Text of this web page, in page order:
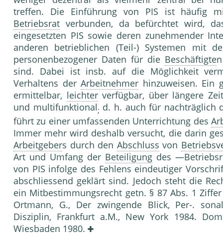
treffen. Die Einführung von PIS ist häufig
Betriebsrat verbunden, da befürchtet wird,
eingesetzten PIS sowie deren zunehmender
anderen betrieblichen (Teil-) Systemen mit
personenbezogener Daten für die Beschäftigte
sind. Dabei ist insb. auf die Möglichkeit
Verhaltens der Arbeitnehmer hinzuweisen. Ein
ermittelbar, leichterverfügbar, über längere
und multifunktional; d. h. auch für nachträglich
führt zu einer umfassenden Unterrichtung des
Immer mehr wird deshalb versucht, die darin
Arbeitgebers durch den Abschluss von
Art und Umfang der Beteiligung des
von PIS infolge des Fehlens eindeutiger
abschliessend geklärt sind. Jedoch steht die
ein Mitbestimmungsrecht getn. § 87
Ortmann, G., Der zwingende Blick, Per-.
Disziplin, Frankfurt a.M., New York 1984.
Wiesbaden 1980.